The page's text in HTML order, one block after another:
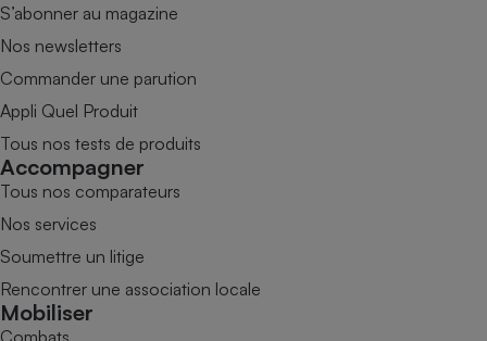
S’abonner au magazine
Nos newsletters
Commander une parution
Appli Quel Produit
Tous nos tests de produits
Accompagner
Tous nos comparateurs
Nos services
Soumettre un litige
Rencontrer une association locale
Mobiliser
Combats